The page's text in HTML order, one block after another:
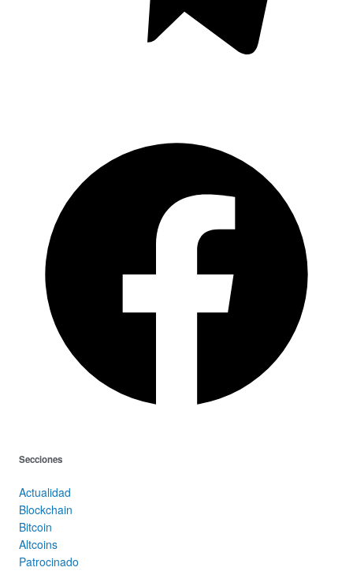
Secciones
Actualidad
Blockchain
Bitcoin
Altcoins
Patrocinado